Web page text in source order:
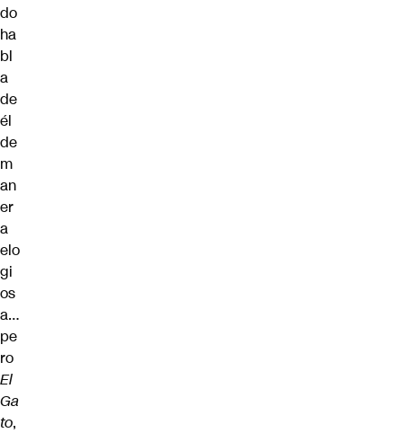
do
ha
bl
a
de
él
de
m
an
er
a
elo
gi
os
a…
pe
ro
El
Ga
to,